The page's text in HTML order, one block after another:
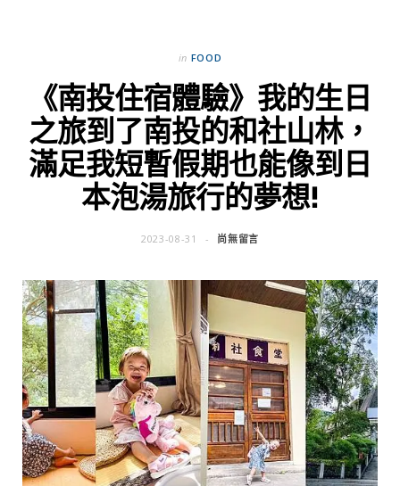
in FOOD
《南投住宿體驗》我的生日
之旅到了南投的和社山林，
滿足我短暫假期也能像到日
本泡湯旅行的夢想!
2023-08-31 尚無留言